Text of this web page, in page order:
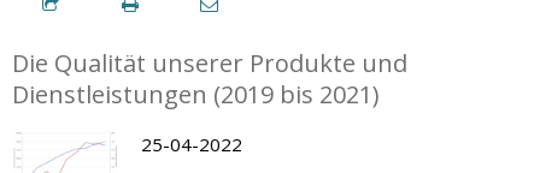
Die Qualität unserer Produkte und
Dienstleistungen (2019 bis 2021)
25-04-2022